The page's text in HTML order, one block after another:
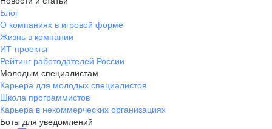
Блог
О компаниях в игровой форме
Жизнь в компании
ИТ-проекты
Рейтинг работодателей России
Молодым специалистам
Карьера для молодых специалистов
Школа программистов
Карьера в некоммерческих организациях
Боты для уведомлений